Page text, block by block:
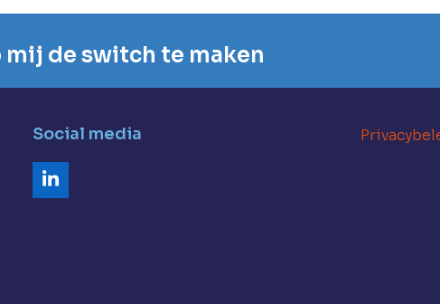
mij de switch te maken
Social media
LinkedIn